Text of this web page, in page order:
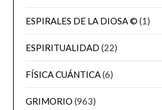
ESPIRALES DE LA DIOSA © (1)
ESPIRITUALIDAD (22)
FÍSICA CUÁNTICA(6)
GRIMORIO (963)